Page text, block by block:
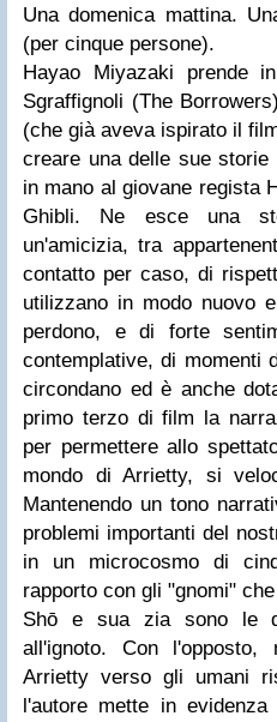
Una domenica mattina.
(per cinque persone).
Hayao Miyazaki prende
Sgraffignoli (The
(che già aveva ispirato il
creare una delle sue
in mano al giovane regista
Ghibli. Ne esce una
un'amicizia, tra
contatto per caso, di
utilizzano in modo nuovo
perdono, e di forte
contemplative, di momenti
circondano ed è anche
primo terzo di film la
per permettere allo
mondo di Arrietty, si
Mantenendo un tono
problemi importanti del
in un microcosmo di
rapporto con gli "gnomi"
Shō e sua zia sono le
all'ignoto. Con l'opposto,
Arrietty verso gli umani
l'autore mette in